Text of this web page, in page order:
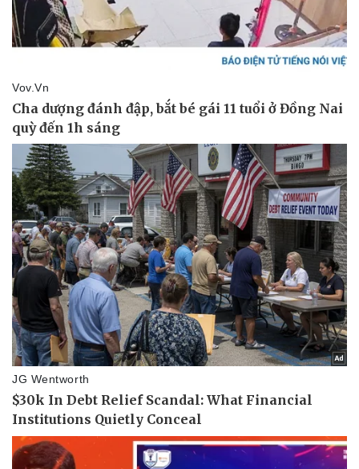
Pháp luật
Vụ án
Tin nóng
Quân sự - Quốc phòng
Vũ khí
Việt Nam